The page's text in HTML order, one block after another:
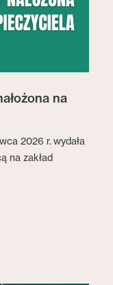
na
2026 r. wydała
na zakład